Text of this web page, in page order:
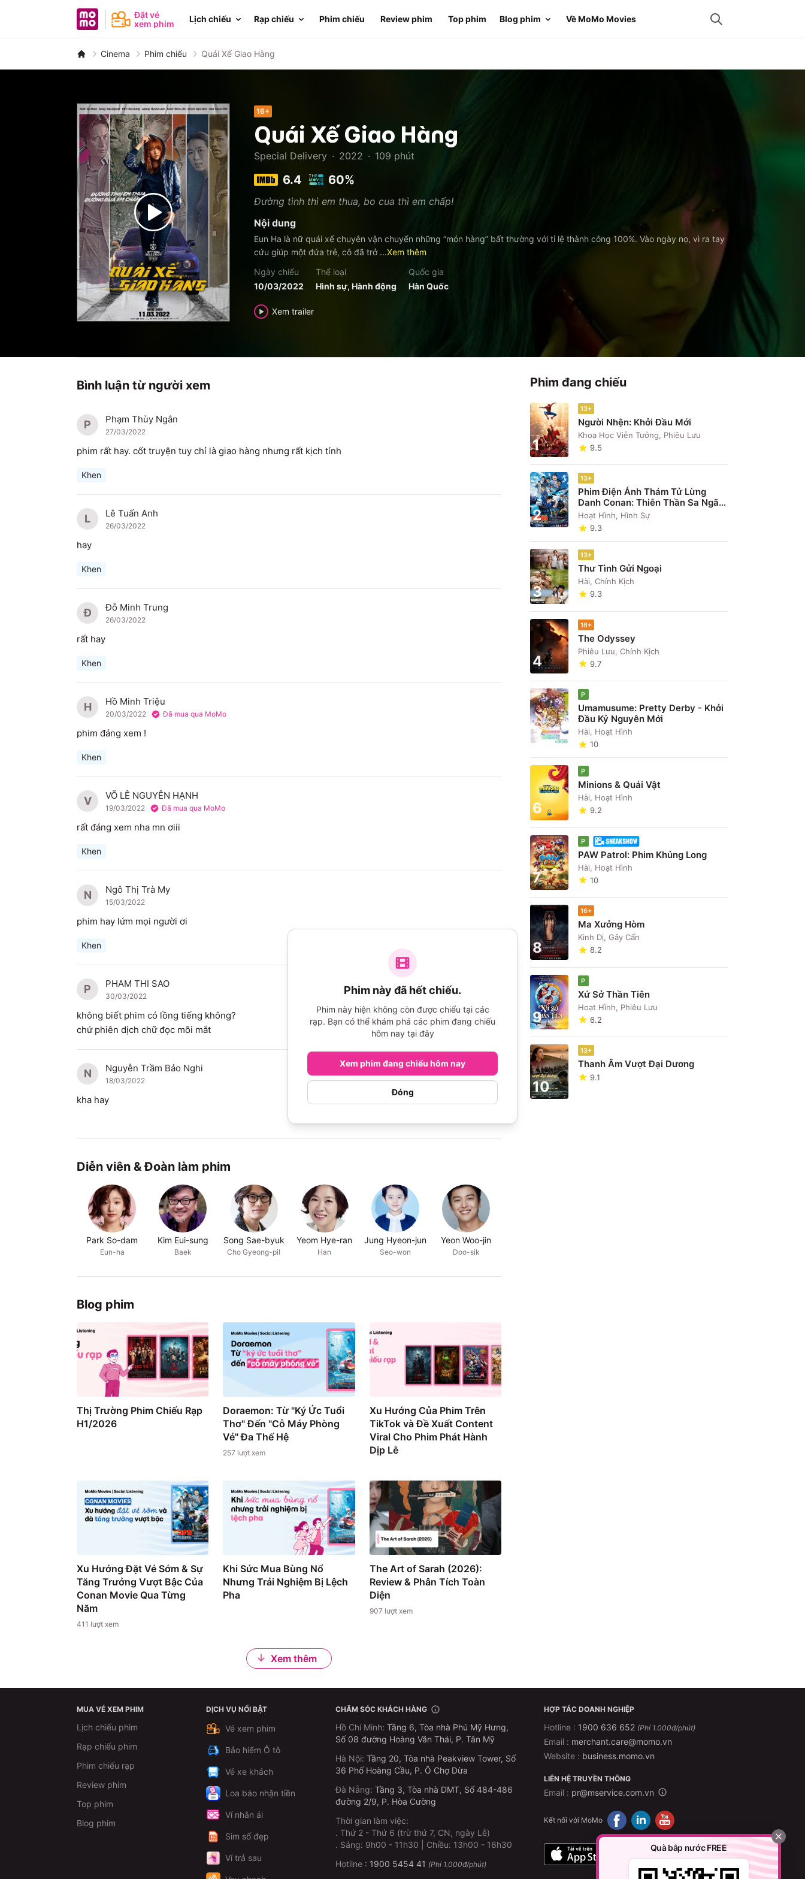
MoMo - Ứng dụng tài chính
Đặt vé
xem phim
Lịch chiếu Rạp chiếu Phim chiếu Review phim Top phim Blog phim Về MoMo Movies
Cinema Phim chiếu Quái Xế Giao Hàng
16+
Quái Xế Giao Hàng
Special Delivery · 2022 · 109 phút
6.4 60%
Đường tình thì em thua, bo cua thì em chấp!
Nội dung
Eun Ha là nữ quái xế chuyên vận chuyển những “món hàng” bất thường với tỉ lệ thành công 100%. Vào ngày nọ, vì ra tay
cứu giúp một đứa trẻ, cô đã trở ...Xem thêm
Ngày chiếu
10/03/2022
Thể loại
Hình sự, Hành động
Quốc gia
Hàn Quốc
Xem trailer
Bình luận từ người xem
P Phạm Thùy Ngân
27/03/2022
phim rất hay. cốt truyện tuy chỉ là giao hàng nhưng rất kịch tính
Khen
L Lê Tuấn Anh
26/03/2022
hay
Khen
Đ Đỗ Minh Trung
26/03/2022
rất hay
Khen
H Hồ Minh Triệu
20/03/2022 Đã mua qua MoMo
phim đáng xem !
Khen
V VÕ LÊ NGUYÊN HẠNH
19/03/2022 Đã mua qua MoMo
rất đáng xem nha mn ơiii
Khen
N Ngô Thị Trà My
15/03/2022
phim hay lứm mọi người ơi
Khen
P PHAM THI SAO
30/03/2022
không biết phim có lồng tiếng không?
chứ phiên dịch chữ đọc mõi mắt
N Nguyễn Trầm Bảo Nghi
18/03/2022
kha hay
Diễn viên & Đoàn làm phim
Park So-dam
Eun-ha
Kim Eui-sung
Baek
Song Sae-byuk
Cho Gyeong-pil
Yeom Hye-ran
Han
Jung Hyeon-jun
Seo-won
Yeon Woo-jin
Doo-sik
Blog phim
Thị Trường Phim Chiếu Rạp
H1/2026
Doraemon: Từ "Ký Ức Tuổi
Thơ" Đến "Cỗ Máy Phòng
Vé" Đa Thế Hệ
257 lượt xem
Xu Hướng Của Phim Trên
TikTok và Đề Xuất Content
Viral Cho Phim Phát Hành
Dịp Lễ
Xu Hướng Đặt Vé Sớm & Sự
Tăng Trưởng Vượt Bậc Của
Conan Movie Qua Từng
Năm
411 lượt xem
Khi Sức Mua Bùng Nổ
Nhưng Trải Nghiệm Bị Lệch
Pha
The Art of Sarah (2026):
Review & Phân Tích Toàn
Diện
907 lượt xem
Xem thêm
Phim đang chiếu
1
13+
Người Nhện: Khởi Đầu Mới
Khoa Học Viễn Tưởng, Phiêu Lưu
9.5
2
13+
Phim Điện Ảnh Thám Tử Lừng
Danh Conan: Thiên Thần Sa Ngã
Trên Xa Lộ
Hoạt Hình, Hình Sự
9.3
3
13+
Thư Tình Gửi Ngoại
Hài, Chính Kịch
9.3
4
16+
The Odyssey
Phiêu Lưu, Chính Kịch
9.7
5
P
Umamusume: Pretty Derby - Khởi
Đầu Kỷ Nguyên Mới
Hài, Hoạt Hình
10
6
P
Minions & Quái Vật
Hài, Hoạt Hình
9.2
7
P
PAW Patrol: Phim Khủng Long
Hài, Hoạt Hình
10
8
16+
Ma Xưởng Hòm
Kinh Dị, Gây Cấn
8.2
9
P
Xứ Sở Thần Tiên
Hoạt Hình, Phiêu Lưu
6.2
10
13+
Thanh Âm Vượt Đại Dương
9.1
MUA VÉ XEM PHIM
Lịch chiếu phim
Rạp chiếu phim
Phim chiếu rạp
Review phim
Top phim
Blog phim
DỊCH VỤ NỔI BẬT
Vé xem phim
Bảo hiểm Ô tô
Vé xe khách
Loa báo nhận tiền
Ví nhân ái
Sim số đẹp
Ví trả sau
CHĂM SÓC KHÁCH HÀNG
Hồ Chí Minh: Tầng 6, Tòa nhà Phú Mỹ Hưng,
Số 08 đường Hoàng Văn Thái, P. Tân Mỹ
Hà Nội: Tầng 20, Tòa nhà Peakview Tower, Số
36 Phố Hoàng Cầu, P. Ô Chợ Dừa
Đà Nẵng: Tầng 3, Tòa nhà DMT, Số 484-486
đường 2/9, P. Hòa Cường
Thời gian làm việc:
. Thứ 2 - Thứ 6 (trừ thứ 7, CN, ngày Lễ)
. Sáng: 9h00 - 11h30 | Chiều: 13h00 - 16h30
Hotline : 1900 5454 41 (Phí 1.000đ/phút)
HỢP TÁC DOANH NGHIỆP
Hotline : 1900 636 652 (Phí 1.000đ/phút)
Email : merchant.care@momo.vn
Website : business.momo.vn
LIÊN HỆ TRUYỀN THÔNG
Email : pr@mservice.com.vn
Kết nối với MoMo
Quà bắp nước FREE
Phim này đã hết chiếu.
Phim này hiện không còn được chiếu tại các
rạp. Bạn có thể khám phá các phim đang chiếu
hôm nay tại đây
Xem phim đang chiếu hôm nay
Đóng